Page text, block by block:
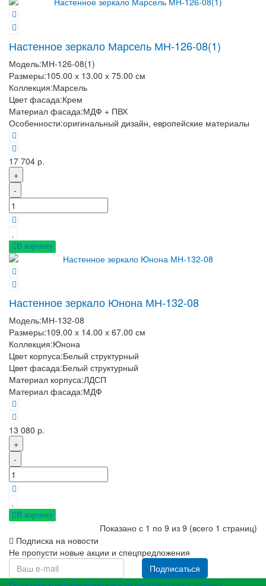
Настенное зеркало Марсель МН-126-08(1)
Модель:МН-126-08(1)
Размеры:105.00 х 13.00 х 75.00 см
Коллекция:Марсель
Цвет фасада:Крем
Материал фасада:МДФ + ПВХ
Особенности:оригинальный дизайн, европейские материалы
17 704 р.
+
-
В корзину
Настенное зеркало Юнона МН-132-08
Модель:МН-132-08
Размеры:109.00 х 14.00 х 67.00 см
Коллекция:Юнона
Цвет корпуса:Белый структурный
Цвет фасада:Белый структурный
Материал корпуса:ЛДСП
Материал фасада:МДФ
13 080 р.
+
-
В корзину
Показано с 1 по 9 из 9 (всего 1 страниц)
Подписка на новости
Не пропусти новые акции и спецпредложения
Подписаться